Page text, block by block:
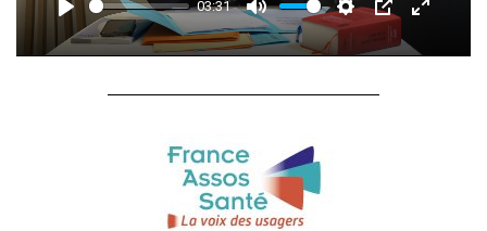
Play
03:31
Mute Settings
PIP